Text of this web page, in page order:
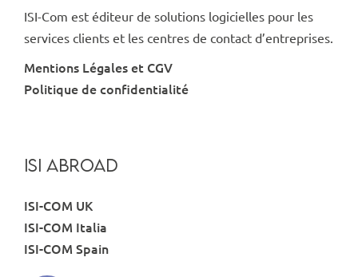
ISI-Com est éditeur de solutions logicielles pour les
services clients et les centres de contact d’entreprises.
Mentions Légales et CGV
Politique de confidentialité
ISI ABROAD
ISI-COM UK
ISI-COM Italia
ISI-COM Spain